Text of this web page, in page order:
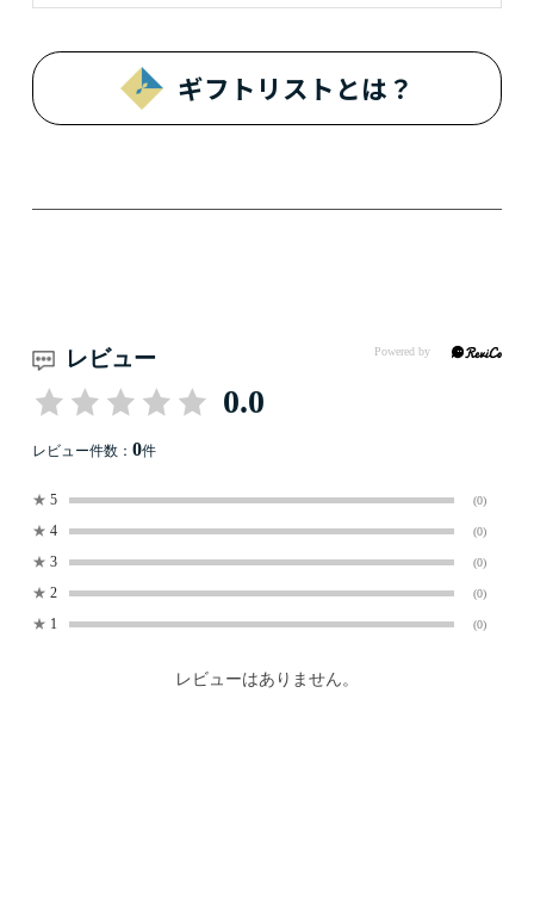
ギフトリストとは？
レビュー
0.0
レビュー件数： 0件
★ 5 (0)
★ 4 (0)
★ 3 (0)
★ 2 (0)
★ 1 (0)
レビューはありません。